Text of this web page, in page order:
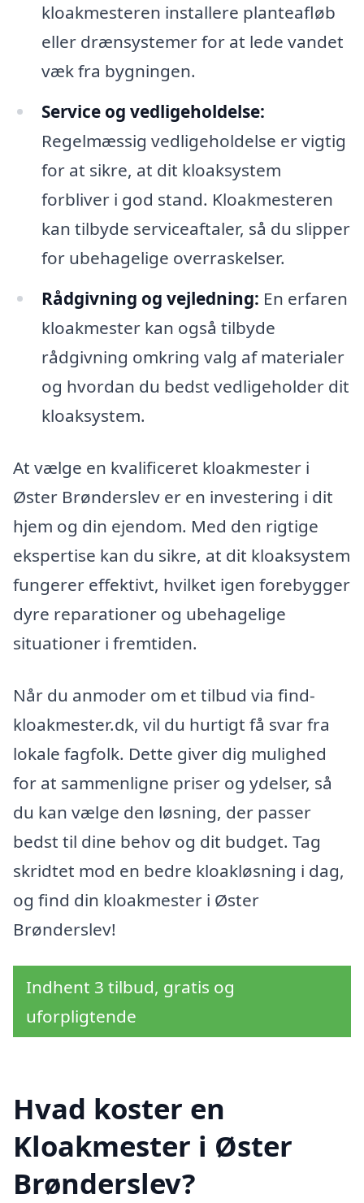
kloakmesteren installere planteafløb
eller drænsystemer for at lede vandet
væk fra bygningen.
Service og vedligeholdelse:
Regelmæssig vedligeholdelse er vigtig
for at sikre, at dit kloaksystem
forbliver i god stand. Kloakmesteren
kan tilbyde serviceaftaler, så du slipper
for ubehagelige overraskelser.
Rådgivning og vejledning: En erfaren
kloakmester kan også tilbyde
rådgivning omkring valg af materialer
og hvordan du bedst vedligeholder dit
kloaksystem.
At vælge en kvalificeret kloakmester i
Øster Brønderslev er en investering i dit
hjem og din ejendom. Med den rigtige
ekspertise kan du sikre, at dit kloaksystem
fungerer effektivt, hvilket igen forebygger
dyre reparationer og ubehagelige
situationer i fremtiden.
Når du anmoder om et tilbud via find-
kloakmester.dk, vil du hurtigt få svar fra
lokale fagfolk. Dette giver dig mulighed
for at sammenligne priser og ydelser, så
du kan vælge den løsning, der passer
bedst til dine behov og dit budget. Tag
skridtet mod en bedre kloakløsning i dag,
og find din kloakmester i Øster
Brønderslev!
Indhent 3 tilbud, gratis og
uforpligtende
Hvad koster en
Kloakmester i Øster
Brønderslev?